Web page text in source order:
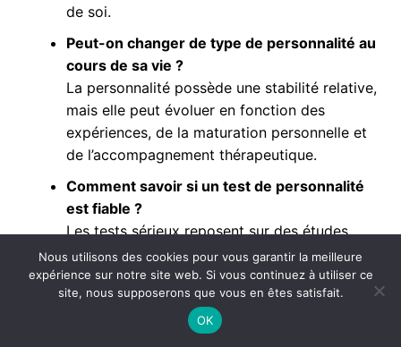
de soi.
Peut-on changer de type de personnalité au
cours de sa vie ?
La personnalité possède une stabilité relative,
mais elle peut évoluer en fonction des
expériences, de la maturation personnelle et
de l’accompagnement thérapeutique.
Comment savoir si un test de personnalité
est fiable ?
Les tests sérieux reposent sur des études
scientifiques validées et doivent être
interprétés avec rigueur, notamment en
contexte clinique ou avec un professionnel.
Le réalisme est-il préférable à l’optimisme
Nous utilisons des cookies pour vous garantir la meilleure
expérience sur notre site web. Si vous continuez à utiliser ce
site, nous supposerons que vous en êtes satisfait.
OK